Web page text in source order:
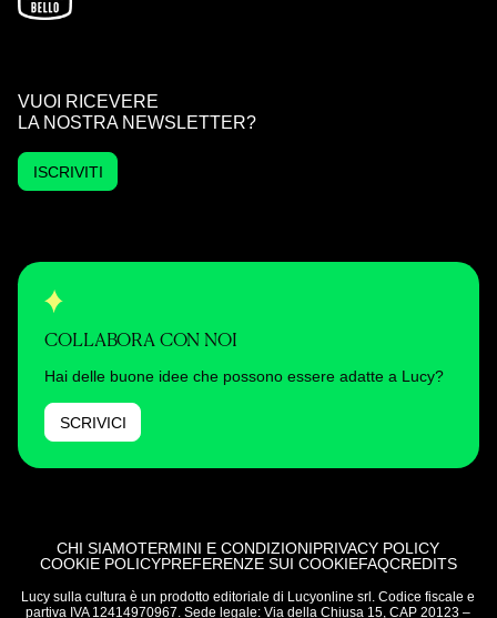
VUOI RICEVERE
LA NOSTRA NEWSLETTER?
ISCRIVITI
COLLABORA CON NOI
Hai delle buone idee che possono essere adatte a Lucy?
SCRIVICI
CHI SIAMOTERMINI E CONDIZIONIPRIVACY POLICY
COOKIE POLICYPREFERENZE SUI COOKIEFAQCREDITS
Lucy sulla cultura è un prodotto editoriale di Lucyonline srl. Codice fiscale e
partiva IVA 12414970967. Sede legale: Via della Chiusa 15, CAP 20123 –